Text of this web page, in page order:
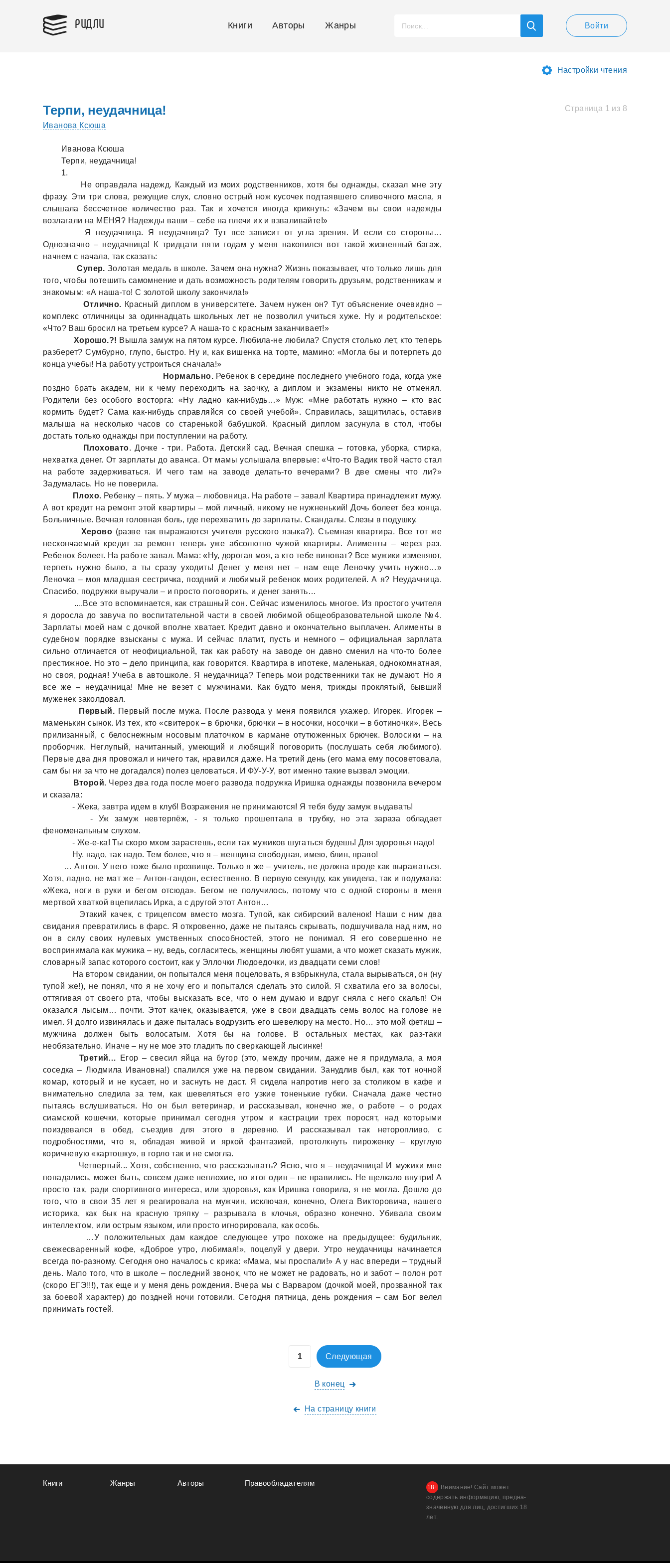
РИДЛИ Книги Авторы Жанры Войти
Настройки чтения
Страница 1 из 8
Терпи, неудачница!
Иванова Ксюша
Иванова Ксюша
Терпи, неудачница!
1.
Не оправдала надежд. Каждый из моих родственников, хотя бы однажды, сказал мне эту
фразу. Эти три слова, режущие слух, словно острый нож кусочек подтаявшего сливочного масла, я
слышала бессчетное количество раз. Так и хочется иногда крикнуть: «Зачем вы свои надежды
возлагали на МЕНЯ? Надежды ваши – себе на плечи их и взваливайте!»
Я неудачница. Я неудачница? Тут все зависит от угла зрения. И если со стороны…
Однозначно – неудачница! К тридцати пяти годам у меня накопился вот такой жизненный багаж,
начнем с начала, так сказать:
Супер. Золотая медаль в школе. Зачем она нужна? Жизнь показывает, что только лишь для
того, чтобы потешить самомнение и дать возможность родителям говорить друзьям, родственникам и
знакомым: «А наша-то! С золотой школу закончила!»
Отлично. Красный диплом в университете. Зачем нужен он? Тут объяснение очевидно –
комплекс отличницы за одиннадцать школьных лет не позволил учиться хуже. Ну и родительское:
«Что? Ваш бросил на третьем курсе? А наша-то с красным заканчивает!»
Хорошо.?! Вышла замуж на пятом курсе. Любила-не любила? Спустя столько лет, кто теперь
разберет? Сумбурно, глупо, быстро. Ну и, как вишенка на торте, мамино: «Могла бы и потерпеть до
конца учебы! На работу устроиться сначала!»
Нормально. Ребенок в середине последнего учебного года, когда уже
поздно брать академ, ни к чему переходить на заочку, а диплом и экзамены никто не отменял.
Родители без особого восторга: «Ну ладно как-нибудь…» Муж: «Мне работать нужно – кто вас
кормить будет? Сама как-нибудь справляйся со своей учебой». Справилась, защитилась, оставив
малыша на несколько часов со старенькой бабушкой. Красный диплом засунула в стол, чтобы
достать только однажды при поступлении на работу.
Плоховато. Дочке - три. Работа. Детский сад. Вечная спешка – готовка, уборка, стирка,
нехватка денег. От зарплаты до аванса. От мамы услышала впервые: «Что-то Вадик твой часто стал
на работе задерживаться. И чего там на заводе делать-то вечерами? В две смены что ли?»
Задумалась. Но не поверила.
Плохо. Ребенку – пять. У мужа – любовница. На работе – завал! Квартира принадлежит мужу.
А вот кредит на ремонт этой квартиры – мой личный, никому не нужненький! Дочь болеет без конца.
Больничные. Вечная головная боль, где перехватить до зарплаты. Скандалы. Слезы в подушку.
Херово (разве так выражаются учителя русского языка?). Съемная квартира. Все тот же
нескончаемый кредит за ремонт теперь уже абсолютно чужой квартиры. Алименты – через раз.
Ребенок болеет. На работе завал. Мама: «Ну, дорогая моя, а кто тебе виноват? Все мужики изменяют,
терпеть нужно было, а ты сразу уходить! Денег у меня нет – нам еще Леночку учить нужно…»
Леночка – моя младшая сестричка, поздний и любимый ребенок моих родителей. А я? Неудачница.
Спасибо, подружки выручали – и просто поговорить, и денег занять…
....Все это вспоминается, как страшный сон. Сейчас изменилось многое. Из простого учителя
я доросла до завуча по воспитательной части в своей любимой общеобразовательной школе №4.
Зарплаты моей нам с дочкой вполне хватает. Кредит давно и окончательно выплачен. Алименты в
судебном порядке взысканы с мужа. И сейчас платит, пусть и немного – официальная зарплата
сильно отличается от неофициальной, так как работу на заводе он давно сменил на что-то более
престижное. Но это – дело принципа, как говорится. Квартира в ипотеке, маленькая, однокомнатная,
но своя, родная! Учеба в автошколе. Я неудачница? Теперь мои родственники так не думают. Но я
все же – неудачница! Мне не везет с мужчинами. Как будто меня, трижды проклятый, бывший
муженек заколдовал.
Первый.Первый после мужа. После развода у меня появился ухажер. Игорек. Игорек –
маменькин сынок. Из тех, кто «свитерок – в брючки, брючки – в носочки, носочки – в ботиночки». Весь
прилизанный, с белоснежным носовым платочком в кармане отутюженных брючек. Волосики – на
проборчик. Неглупый, начитанный, умеющий и любящий поговорить (послушать себя любимого).
Первые два дня провожал и ничего так, нравился даже. На третий день (его мама ему посоветовала,
сам бы ни за что не догадался) полез целоваться. И ФУ-У-У, вот именно такие вызвал эмоции.
Второй. Через два года после моего развода подружка Иришка однажды позвонила вечером
и сказала:
- Жека, завтра идем в клуб! Возражения не принимаются! Я тебя буду замуж выдавать!
- Уж замуж невтерпёж, - я только прошептала в трубку, но эта зараза обладает
феноменальным слухом.
- Же-е-ка! Ты скоро мхом зарастешь, если так мужиков шугаться будешь! Для здоровья надо!
Ну, надо, так надо. Тем более, что я – женщина свободная, имею, блин, право!
… Антон. У него тоже было прозвище. Только я же – учитель, не должна вроде как выражаться.
Хотя, ладно, не мат же – Антон-гандон, естественно. В первую секунду, как увидела, так и подумала:
«Жека, ноги в руки и бегом отсюда». Бегом не получилось, потому что с одной стороны в меня
мертвой хваткой вцепилась Ирка, а с другой этот Антон…
Этакий качек, с трицепсом вместо мозга. Тупой, как сибирский валенок! Наши с ним два
свидания превратились в фарс. Я откровенно, даже не пытаясь скрывать, подшучивала над ним, но
он в силу своих нулевых умственных способностей, этого не понимал. Я его совершенно не
воспринимала как мужика – ну, ведь, согласитесь, женщины любят ушами, а что может сказать мужик,
словарный запас которого состоит, как у Эллочки Людоедочки, из двадцати семи слов!
На втором свидании, он попытался меня поцеловать, я взбрыкнула, стала вырываться, он (ну
тупой же!), не понял, что я не хочу его и попытался сделать это силой. Я схватила его за волосы,
оттягивая от своего рта, чтобы высказать все, что о нем думаю и вдруг сняла с него скальп! Он
оказался лысым… почти. Этот качек, оказывается, уже в свои двадцать семь волос на голове не
имел. Я долго извинялась и даже пыталась водрузить его шевелюру на место. Но… это мой фетиш –
мужчина должен быть волосатым. Хотя бы на голове. В остальных местах, как раз-таки
необязательно. Иначе – ну не мое это гладить по сверкающей лысинке!
Третий…
Егор – свесил яйца на бугор (это, между прочим, даже не я придумала, а моя
соседка – Людмила Ивановна!) спалился уже на первом свидании. Занудлив был, как тот ночной
комар, который и не кусает, но и заснуть не даст. Я сидела напротив него за столиком в кафе и
внимательно следила за тем, как шевеляться его узкие тоненькие губки. Сначала даже честно
пытаясь вслушиваться. Но он был ветеринар, и рассказывал, конечно же, о работе – о родах
сиамской кошечки, которые принимал сегодня утром и кастрации трех поросят, над которыми
поиздевался в обед, съездив для этого в деревню. И рассказывал так неторопливо, с
подробностями, что я, обладая живой и яркой фантазией, протолкнуть пироженку – круглую
коричневую «картошку», в горло так и не смогла.
Четвертый... Хотя, собственно, что рассказывать? Ясно, что я – неудачница! И мужики мне
попадались, может быть, совсем даже неплохие, но итог один – не нравились. Не щелкало внутри! А
просто так, ради спортивного интереса, или здоровья, как Иришка говорила, я не могла. Дошло до
того, что в свои 35 лет я реагировала на мужчин, исключая, конечно, Олега Викторовича, нашего
историка, как бык на красную тряпку – разрывала в клочья, образно конечно. Убивала своим
интеллектом, или острым языком, или просто игнорировала, как особь.
…У положительных дам каждое следующее утро похоже на предыдущее: будильник,
свежесваренный кофе, «Доброе утро, любимая!», поцелуй у двери. Утро неудачницы начинается
всегда по-разному. Сегодня оно началось с крика: «Мама, мы проспали!» А у нас впереди – трудный
день. Мало того, что в школе – последний звонок, что не может не радовать, но и забот – полон рот
(скоро ЕГЭ!!!), так еще и у меня день рождения. Вчера мы с Варваром (дочкой моей, прозванной так
за боевой характер) до поздней ночи готовили. Сегодня пятница, день рождения – сам Бог велел
принимать гостей.
Следующая
В конец
На страницу книги
Книги Жанры Авторы Правообладателям
Внимание! Сайт может
содержать информацию, предна­
значенную для лиц, дости­гших 18
лет.